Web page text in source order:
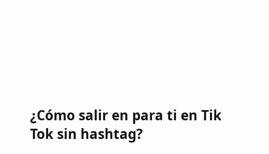
¿Cómo salir en para ti en Tik
Tok sin hashtag?